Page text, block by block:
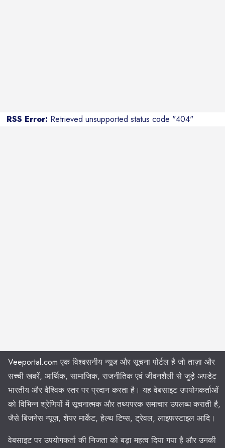
RSS Error: Retrieved unsupported status code "404"
Veeportal.com एक विश्वसनीय न्यूज और सूचना पोर्टल है जो ताज़ा और
सच्ची खबरें, आर्थिक, सामाजिक, राजनीतिक एवं जीवनशैली से जुड़े अपडेट
भारतीय और वैश्विक स्तर पर प्रदान करता है। यह वेबसाइट उपयोगकर्ताओं
को विभिन्न श्रेणियों में सूचनात्मक और तथ्यपरक समाचार उपलब्ध कराती है,
जैसे बिजनेस न्यूज़, शेयर मार्केट, हेल्थ टिप्स, ट्रेवल, लाइफस्टाइल आदि।
वेबसाइट पर उपयोगकर्ता की निजता को बड़ा महत्व दिया गया है और उनकी